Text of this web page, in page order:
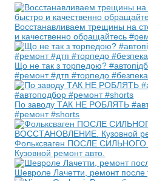
Восстанавливаем трещины на
и качественно обращайтесь
Що не так з торпедою?
#ремонт #дтп #торпедо
По заводу ТАК НЕ РОБЛЯТЬ
#ремонт #shorts
Фольксваген ПОСЛЕ
Кузовной ремонт авто.
Шевроле Лачетти, ремонт после